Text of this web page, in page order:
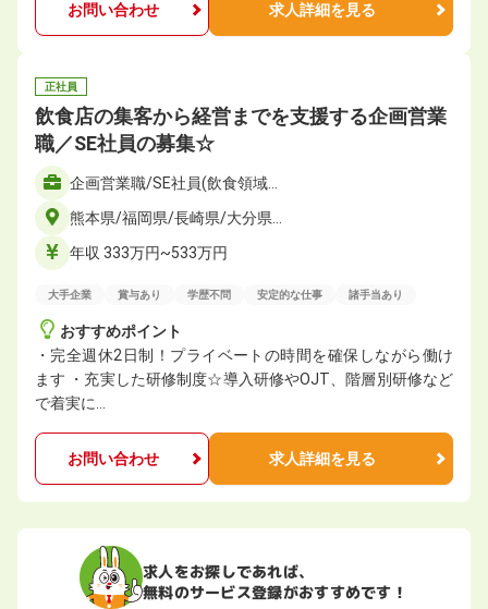
お問い合わせ 求人詳細を見る
正社員
飲食店の集客から経営までを支援する企画営業
職／SE社員の募集☆
企画営業職/SE社員(飲食領域…
熊本県/福岡県/長崎県/大分県…
年収 333万円~533万円
大手企業 賞与あり 学歴不問 安定的な仕事 諸手当あり
おすすめポイント
・完全週休2日制！プライベートの時間を確保しながら働け
ます ・充実した研修制度☆導入研修やOJT、階層別研修など
で着実に…
お問い合わせ 求人詳細を見る
求人をお探しであれば、
無料のサービス登録がおすすめです！